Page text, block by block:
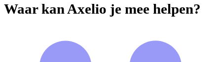
Waar kan Axelio je mee helpen?